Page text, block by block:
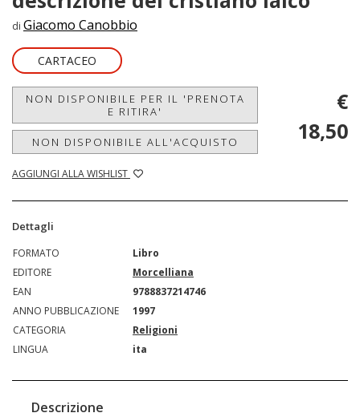
di Giacomo Canobbio
CARTACEO
NON DISPONIBILE PER IL 'PRENOTA
E RITIRA'
NON DISPONIBILE ALL'ACQUISTO
AGGIUNGI ALLA WISHLIST
€
18,50
Dettagli
FORMATO
Libro
EDITORE
Morcelliana
EAN
9788837214746
ANNO PUBBLICAZIONE
1997
CATEGORIA
Religioni
LINGUA
ita
Descrizione